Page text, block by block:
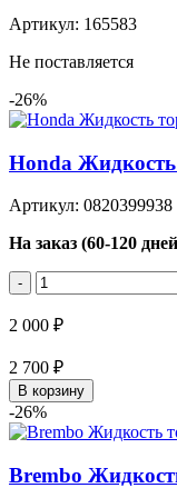
Артикул: 165583
Не поставляется
-26%
Honda Жидкость
Артикул: 0820399938
На заказ (60-120
-
2 000 ₽
2 700 ₽
В корзину
-26%
Brembo